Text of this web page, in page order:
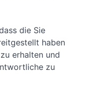
die Sie
haben
erhalten und
zu